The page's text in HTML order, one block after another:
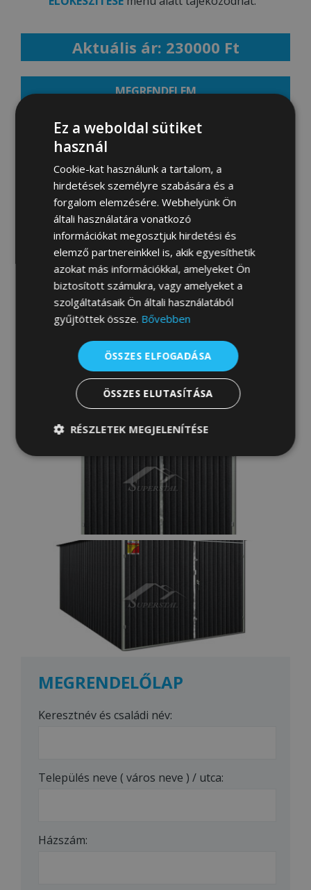
Aktuális ár: 230000 Ft
MEGRENDELEM
Fotógaléria:
MEGRENDELŐLAP
Keresztnév és családi név:
Település neve ( város neve ) / utca:
Házszám:
Ez a weboldal sütiket
használ
Cookie-kat használunk a tartalom, a
hirdetések személyre szabására és a
forgalom elemzésére. Webhelyünk Ön
általi használatára vonatkozó
információkat megosztjuk hirdetési és
elemző partnereinkkel is, akik egyesíthetik
azokat más információkkal, amelyeket Ön
biztosított számukra, vagy amelyeket a
szolgáltatásaik Ön általi használatából
gyűjtöttek össze. Bővebben
ÖSSZES ELFOGADÁSA
ÖSSZES ELUTASÍTÁSA
RÉSZLETEK MEGJELENÍTÉSE
Elengedhetetlenül
Teljesítmény
Funkcionalitás